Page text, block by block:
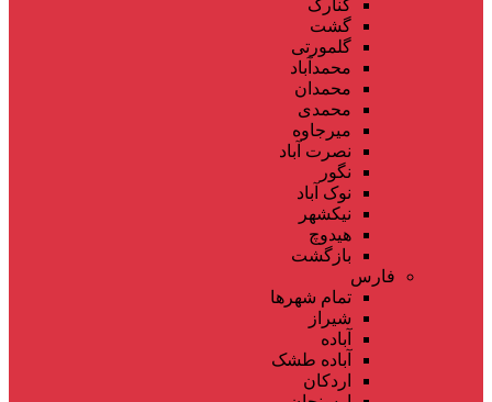
کنارک
گشت
گلمورتی
محمدآباد
محمدان
محمدی
میرجاوه
نصرت آباد
نگور
نوک آباد
نیکشهر
هیدوچ
بازگشت
فارس
تمام شهر‌ها
شیراز
آباده
آباده طشک
اردکان